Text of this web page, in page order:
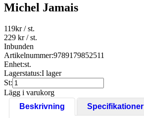
Michel Jamais
119kr/ st.
229 kr/ st.
Inbunden
Artikelnummer:9789179852511
Enhet:st.
Lagerstatus:I lager
St:
Lägg i varukorg
Beskrivning
Specifikationer